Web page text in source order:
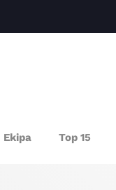
Ekipa Top 15